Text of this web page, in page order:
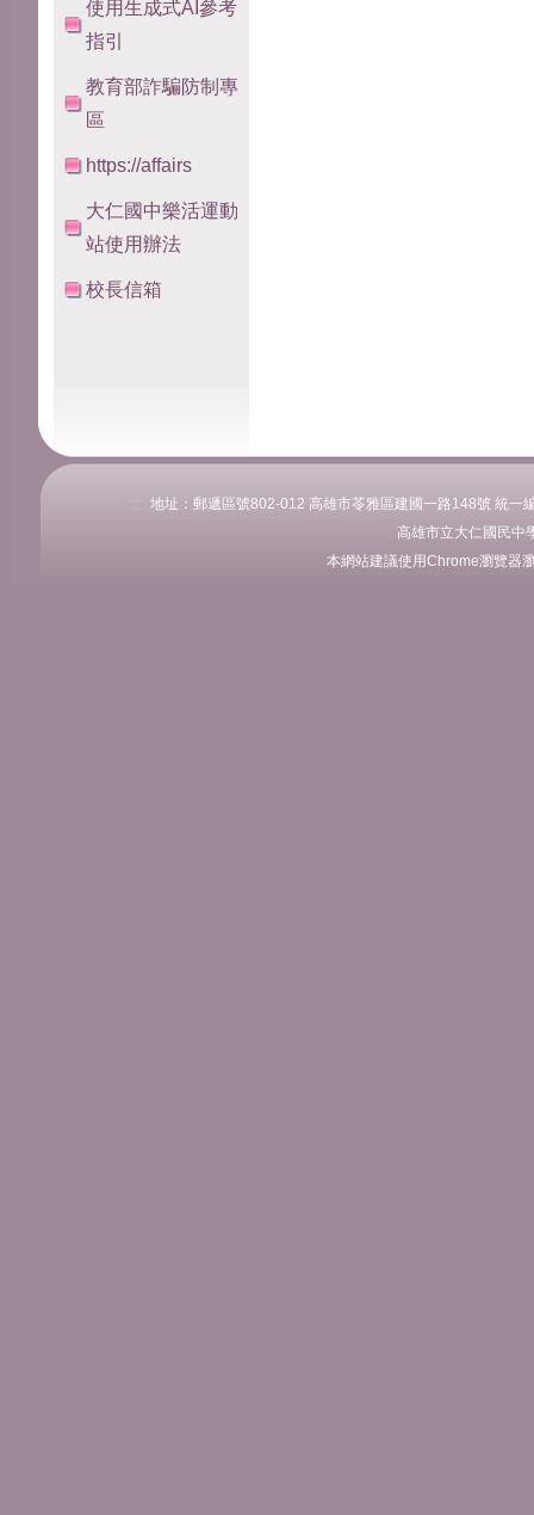
使用生成式AI參考
指引
教育部詐騙防制專
區
https://affairs
大仁國中樂活運動
站使用辦法
校長信箱
:::
地址：郵遞區號802-012 高雄市苓雅區建國一路148號 統
高雄市立大仁國民中
本網站建議使用Chrome瀏覽器